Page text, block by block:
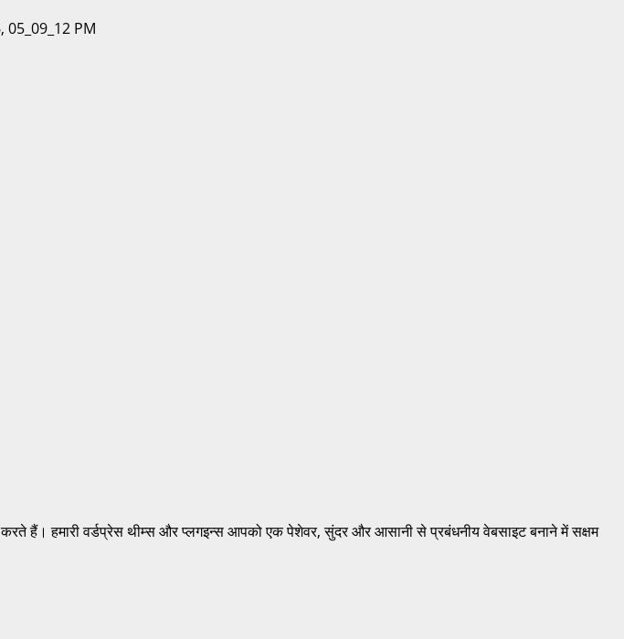
हैं। हमारी वर्डप्रेस थीम्स और प्लगइन्स आपको एक पेशेवर, सुंदर और आसानी से प्रबंधनीय वेबसाइट बनाने में सक्षम